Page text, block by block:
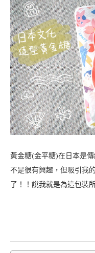
黃金糖(金平糖)在日本是
不是很有興趣，但吸引我
了！！說我就是為這包裝